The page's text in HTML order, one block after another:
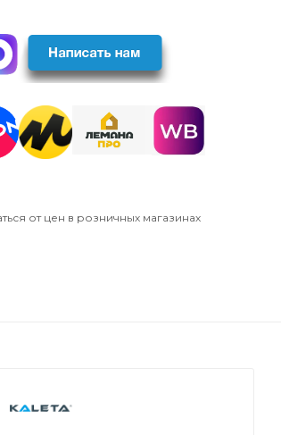
от цен в розничных магазинах